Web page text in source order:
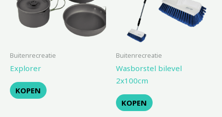
Buitenrecreatie
Explorer
KOPEN
Buitenrecreatie
Wasborstel bilevel
2x100cm
KOPEN